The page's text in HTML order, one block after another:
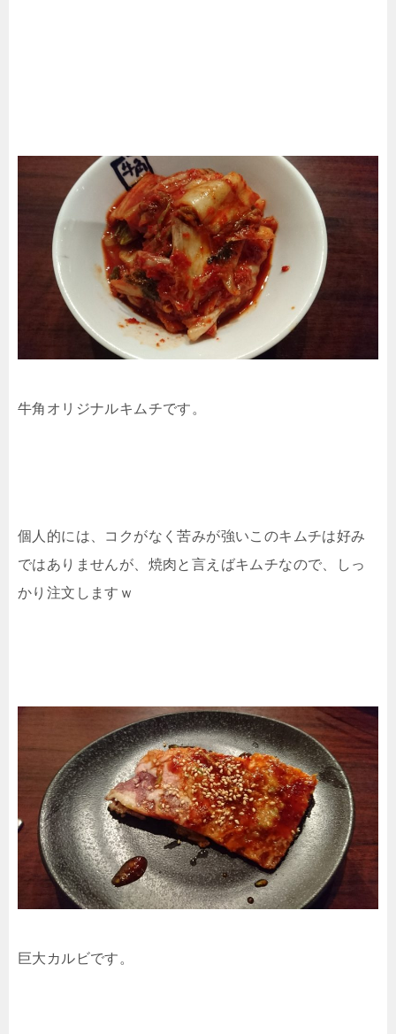
牛角オリジナルキムチです。
個人的には、コクがなく苦みが強いこのキムチは好み
ではありませんが、焼肉と言えばキムチなので、しっ
かり注文しますｗ
巨大カルビです。